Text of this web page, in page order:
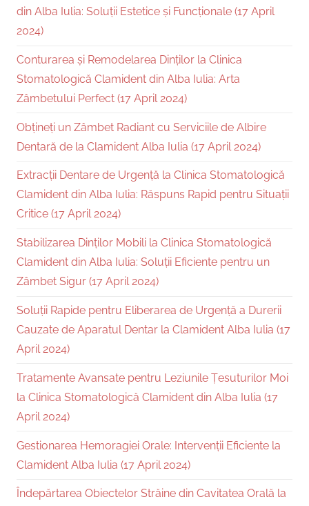
din Alba Iulia: Soluții Estetice și Funcționale (17 April
2024)
Conturarea și Remodelarea Dinților la Clinica
Stomatologică Clamident din Alba Iulia: Arta
Zâmbetului Perfect (17 April 2024)
Obțineți un Zâmbet Radiant cu Serviciile de Albire
Dentară de la Clamident Alba Iulia (17 April 2024)
Extracții Dentare de Urgență la Clinica Stomatologică
Clamident din Alba Iulia: Răspuns Rapid pentru Situații
Critice (17 April 2024)
Stabilizarea Dinților Mobili la Clinica Stomatologică
Clamident din Alba Iulia: Soluții Eficiente pentru un
Zâmbet Sigur (17 April 2024)
Soluții Rapide pentru Eliberarea de Urgență a Durerii
Cauzate de Aparatul Dentar la Clamident Alba Iulia (17
April 2024)
Tratamente Avansate pentru Leziunile Țesuturilor Moi
la Clinica Stomatologică Clamident din Alba Iulia (17
April 2024)
Gestionarea Hemoragiei Orale: Intervenții Eficiente la
Clamident Alba Iulia (17 April 2024)
Îndepărtarea Obiectelor Străine din Cavitatea Orală la